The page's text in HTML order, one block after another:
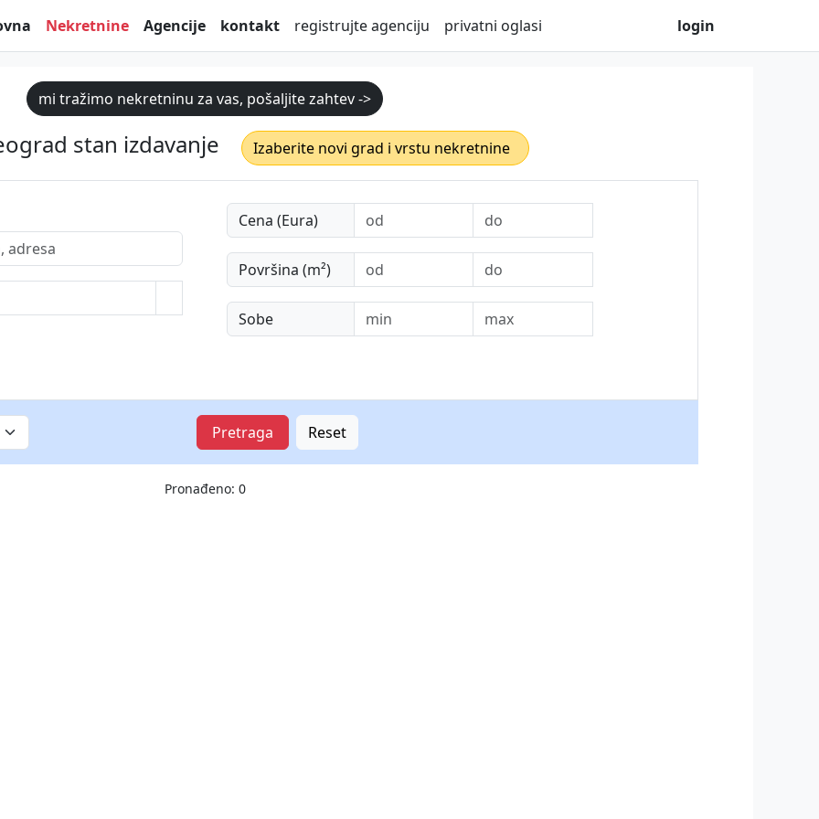
Nekretnine Agencije kontakt registrujte agenciju privatni oglasi login
mi tražimo nekretninu za vas, pošaljite zahtev ->
stan izdavanje Izaberite novi grad i vrstu nekretnine
Cena (Eura)
Površina (m²)
Sobe
Pretraga Reset
Pronađeno: 0